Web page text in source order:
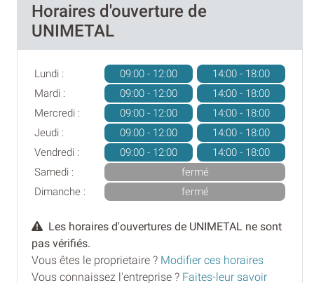
Horaires d'ouverture de
UNIMETAL
Lundi : 09:00 - 12:00
14:00 - 18:00
Mardi :
09:00 - 12:00
14:00 - 18:00
Mercredi :
09:00 - 12:00
14:00 - 18:00
Jeudi :
09:00 - 12:00
14:00 - 18:00
Vendredi :
09:00 - 12:00
14:00 - 18:00
Samedi :
fermé
Dimanche :
fermé
Les horaires d'ouvertures de UNIMETAL ne sont
pas vérifiés.
Vous êtes le proprietaire ? Modifier ces horaires
Vous connaissez l'entreprise ? Faites-leur savoir